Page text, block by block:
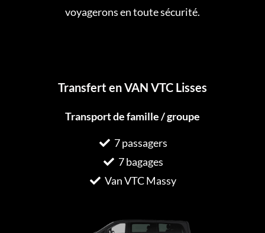
voyagerons en toute sécurité.
Transfert en VAN VTC Lisses
Transport de famille / groupe
7 passagers
7 bagages
Van VTC Massy